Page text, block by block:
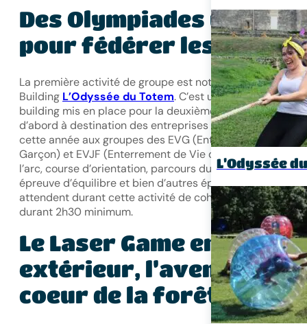
L’Odyssée
Des Olympiades uniques
pour fédérer les
La première activité de groupe est notre activité Team
Building L’Odyssée du Totem. C’est une activité de
building mis en place pour la deuxième année
d’abord à destination des entreprises puis ouvert depuis
cette année aux groupes des EVG (Enterrement de Vie
Garçon) et EVJF (Enterrement de Vie de Jeune Fille). Tir
l’arc, course d’orientation, parcours du combattant,
épreuve d’équilibre et bien d’autres épreuves vous
attendent durant cette activité de cohésion et de
durant 2h30 minimum.
Le Laser Game en
extérieur, l’aventure au
coeur de la forêt